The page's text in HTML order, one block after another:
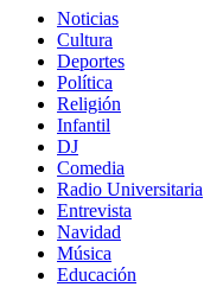
Noticias
Cultura
Deportes
Política
Religión
Infantil
DJ
Comedia
Radio Universitaria
Entrevista
Navidad
Música
Educación